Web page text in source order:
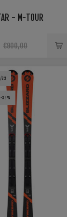
- M-TOUR
€900,00
23
-36%